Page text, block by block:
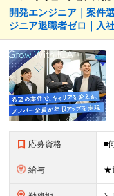
開発エンジニア｜案件
ジニア退職者ゼロ｜入
応募資格
給与